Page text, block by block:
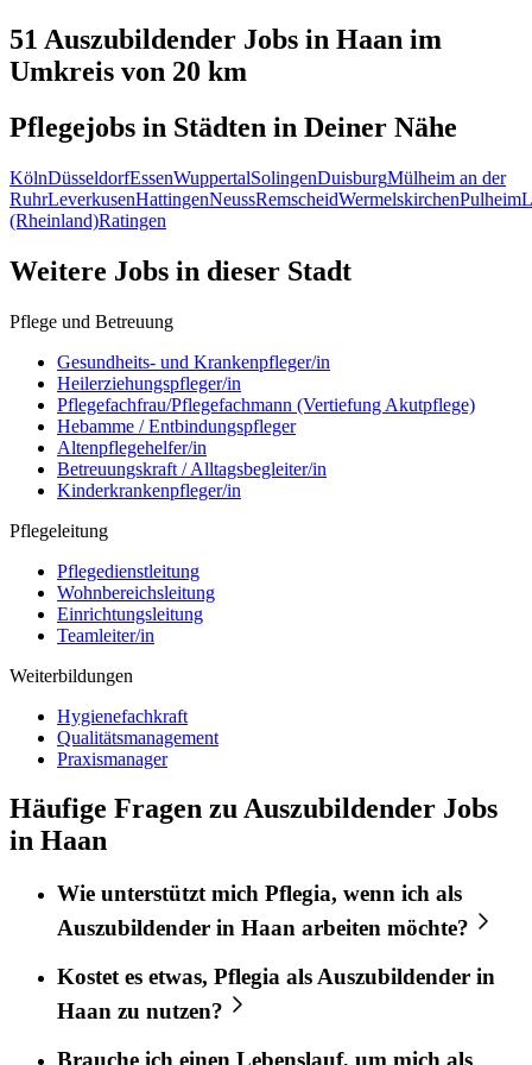
51 Auszubildender Jobs in Haan im
Umkreis von 20 km
Pflegejobs in Städten in Deiner Nähe
KölnDüsseldorfEssenWuppertalSolingenDuisburgMülheim an der
RuhrLeverkusenHattingenNeussRemscheidWermelskirchenPulheim
(Rheinland)Ratingen
Weitere Jobs in dieser Stadt
Pflege und Betreuung
Gesundheits- und Krankenpfleger/in
Heilerziehungspfleger/in
Pflegefachfrau/Pflegefachmann (Vertiefung Akutpflege)
Hebamme / Entbindungspfleger
Altenpflegehelfer/in
Betreuungskraft / Alltagsbegleiter/in
Kinderkrankenpfleger/in
Pflegeleitung
Pflegedienstleitung
Wohnbereichsleitung
Einrichtungsleitung
Teamleiter/in
Weiterbildungen
Hygienefachkraft
Qualitätsmanagement
Praxismanager
Häufige Fragen zu Auszubildender Jobs
in Haan
Wie unterstützt mich Pflegia, wenn ich als
Auszubildender in Haan arbeiten möchte?
Kostet es etwas, Pflegia als Auszubildender in
Haan zu nutzen?
Brauche ich einen Lebenslauf, um mich als